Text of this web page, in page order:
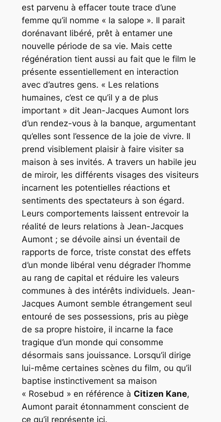
est parvenu à effacer toute trace d’une
femme qu’il nomme « la salope ». Il parait
dorénavant libéré, prêt à entamer une
nouvelle période de sa vie. Mais cette
régénération tient aussi au fait que le film le
présente essentiellement en interaction
avec d’autres gens. « Les relations
humaines, c’est ce qu’il y a de plus
important » dit Jean-Jacques Aumont lors
d’un rendez-vous à la banque, argumentant
qu’elles sont l’essence de la joie de vivre. Il
prend visiblement plaisir à faire visiter sa
maison à ses invités. A travers un habile jeu
de miroir, les différents visages des visiteurs
incarnent les potentielles réactions et
sentiments des spectateurs à son égard.
Leurs comportements laissent entrevoir la
réalité de leurs relations à Jean-Jacques
Aumont ; se dévoile ainsi un éventail de
rapports de force, triste constat des effets
d’un monde libéral venu dégrader l’homme
au rang de capital et réduire les valeurs
communes à des intérêts individuels. Jean-
Jacques Aumont semble étrangement seul
entouré de ses possessions, pris au piège
de sa propre histoire, il incarne la face
tragique d’un monde qui consomme
désormais sans jouissance. Lorsqu’il dirige
lui-même certaines scènes du film, ou qu’il
baptise instinctivement sa maison
« Rosebud » en référence à Citizen Kane,
Aumont parait étonnamment conscient de
ce qu’il représente ici.